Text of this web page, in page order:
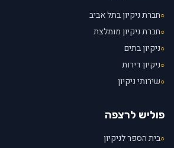
○חברת ניקיון בתל אביב
○חברת ניקיון מומלצת
○ניקיון בתים
○ניקיון דירות
○שירותי ניקיון
פוליש לרצפה
○בית הספר לניקיון